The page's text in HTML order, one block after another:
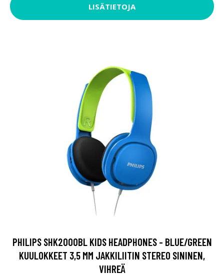
LISÄTIETOJA
PHILIPS SHK2000BL KIDS HEADPHONES - BLUE/GREEN
KUULOKKEET 3,5 MM JAKKILIITIN STEREO SININEN,
VIHREÄ